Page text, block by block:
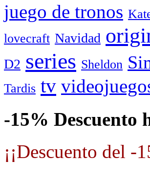
juego de tronos
lovecraft Navidad
D2 series Sheldon
Tardis tv
-15% Descuento
¡¡Descuento del -